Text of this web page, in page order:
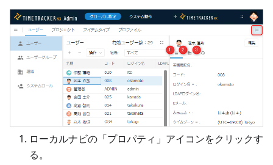
ローカルナビの「プロパティ」アイコンをクリックす
る。